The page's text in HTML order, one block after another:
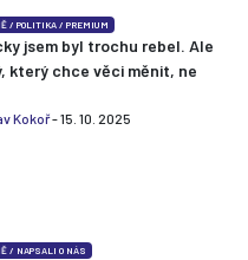
/POLITIKA /PREMIUM
jsem byl trochu rebel. Ale
který chce věci měnit, ne
Kokoř- 15. 10. 2025
/ NAPSALI O NÁS